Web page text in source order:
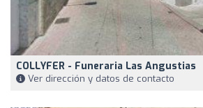
COLLYFER - Funeraria Las Angustias
Ver dirección y datos de contacto